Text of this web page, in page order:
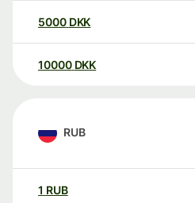
5000 DKK
10000 DKK
RUB
1 RUB